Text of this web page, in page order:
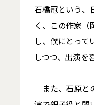
石橋冠という、
く、この作家
し、僕にとって
しつつ、出演を
また、石原と